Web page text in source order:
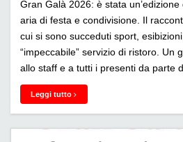
Gran Galà 2026: è stata
aria di festa e condivisione. Il
cui si sono succeduti sport,
“impeccabile” servizio di ristoro. Un
allo staff e a tutti i presenti da parte
Leggi tutto